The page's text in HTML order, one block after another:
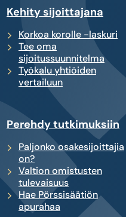
Kehity sijoittajana
Korkoa korolle -laskuri
Tee oma
sijoitussuunnitelma
Työkalu yhtiöiden
vertailuun
Perehdy tutkimuksiin
Paljonko osakesijoittajia
on?
Valtion omistusten
tulevaisuus
Hae Pörssisäätiön
apurahaa